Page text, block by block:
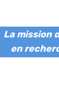
La mission
en